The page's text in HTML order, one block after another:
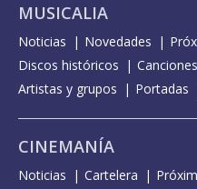
MUSICALIA
Noticias Novedades
Discos históricos
Canciones
Artistas y grupos
Portadas
CINEMANÍA
Noticias Cartelera